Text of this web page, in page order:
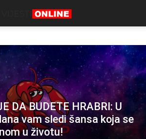
DA BUDETE HRABRI: U
vam sledi šansa koja se
u životu!